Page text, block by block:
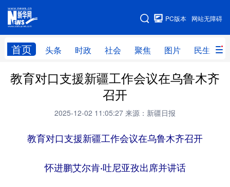
网站无障碍
PC版本
首页 头条 时政 社会 聚焦 图片 民生
网站地图
头条 时政 社会 聚焦
服务
云游新疆 云端悦读 云看书画 光影新疆
人事频道 融媒体联播 廉政频道 新华视角看新疆
教育对口支援新疆工作会议在乌鲁木齐
召开
2025-12-02 11:05:27 来源：新疆日报
教育对口支援新疆工作会议在乌鲁木齐召开
怀进鹏艾尔肯·吐尼亚孜出席并讲话